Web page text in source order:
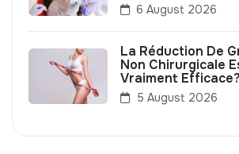
6 August 2026
La Réduction De
Non Chirurgicale
Vraiment Efficace?
5 August 2026